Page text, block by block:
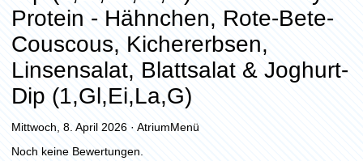
Protein - Hähnchen, Rote-Bete-
Couscous, Kichererbsen,
Linsensalat, Blattsalat & Joghurt-
Dip (1,Gl,Ei,La,G)
Mittwoch, 8. April 2026 · AtriumMenü
Noch keine Bewertungen.